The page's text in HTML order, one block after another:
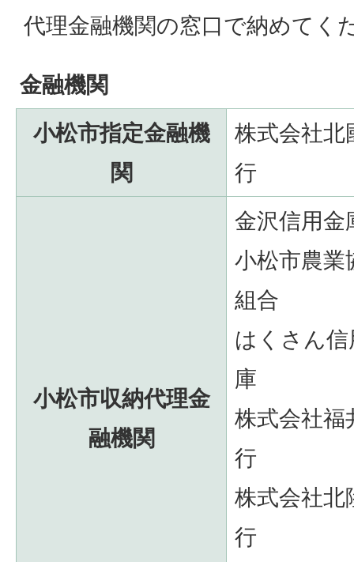
代理金融機関の窓口で納めてく
金融機関
小松市指定金融機
関
株式会社北
行
小松市収納代理金
融機関
金沢信用金
小松市農業
組合
はくさん信
庫
株式会社福
行
株式会社北
行